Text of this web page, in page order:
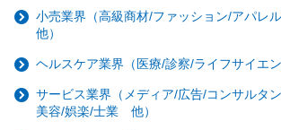
小売業界（高級商材/ファッション/アパレ
他）
ヘルスケア業界（医療/診察/ライフサイエ
サービス業界（メディア/広告/コンサルタ
美容/娯楽/士業 他）